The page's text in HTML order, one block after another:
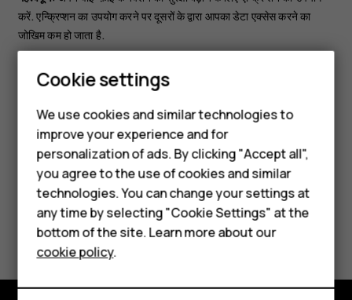
Smartphones
Feature phones
Phones for kids
Accessories
HMD Terra M
For business
Tablets
करें. एन्क्रिप्शन का उपयोग करने पर दूसरों के द्वारा आपका डेटा एक्सेस करने का
जोखिम कम हो जाता है.
चाहते हैं, उदाहरण के लिए, जब आप घर के अंदर या ऊंची-ऊंची इमारतों के
Did you find this helpful?
Yes No
Cookie settings
We use cookies and similar technologies to
improve your experience and for
personalization of ads. By clicking "Accept all",
you agree to the use of cookies and similar
technologies. You can change your settings at
any time by selecting "Cookie Settings" at the
bottom of the site. Learn more about our
cookie policy.